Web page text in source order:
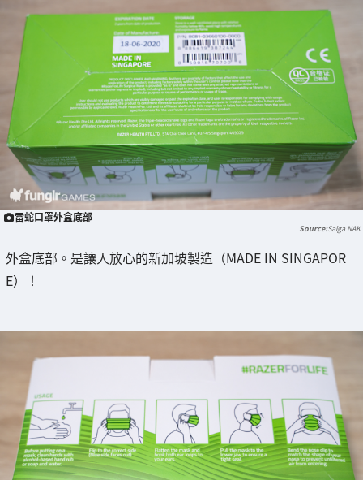
雷蛇口罩外盒底部
Saiga NAK
外盒底部。是讓人放心的新加坡製造（MADE IN SINGAPOR
E）！